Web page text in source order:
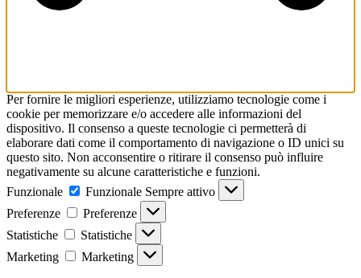
Per fornire le migliori esperienze, utilizziamo tecnologie come i
cookie per memorizzare e/o accedere alle informazioni del
dispositivo. Il consenso a queste tecnologie ci permetterà di
elaborare dati come il comportamento di navigazione o ID unici su
questo sito. Non acconsentire o ritirare il consenso può influire
negativamente su alcune caratteristiche e funzioni.
Funzionale
Funzionale Sempre attivo
Preferenze
Preferenze
Statistiche
Statistiche
Marketing
Marketing